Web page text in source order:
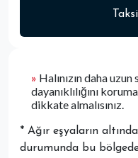
» Halınızın daha
dayanıklılığını
dikkate almalısınız.
* Ağır eşyaların
durumunda bu